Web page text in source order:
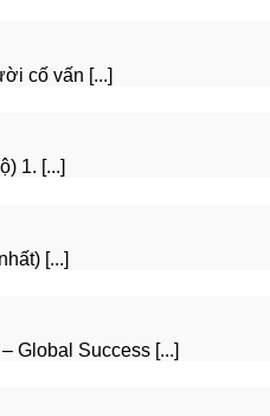
cố vấn [...]
1. [...]
[...]
Global Success [...]